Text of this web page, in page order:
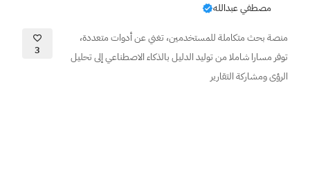
مصطفي عبدالله
منصة بحث متكاملة للمستخدمين، تغني عن أدوات متعددة،
توفر مسارا شاملا من توليد الدليل بالذكاء الاصطناعي إلى تحليل
الرؤى ومشاركة التقارير
3